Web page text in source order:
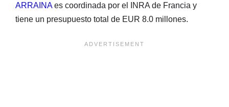
ARRAINAes coordinada por el INRA de Francia y
tiene un presupuesto total de EUR 8.0 millones.